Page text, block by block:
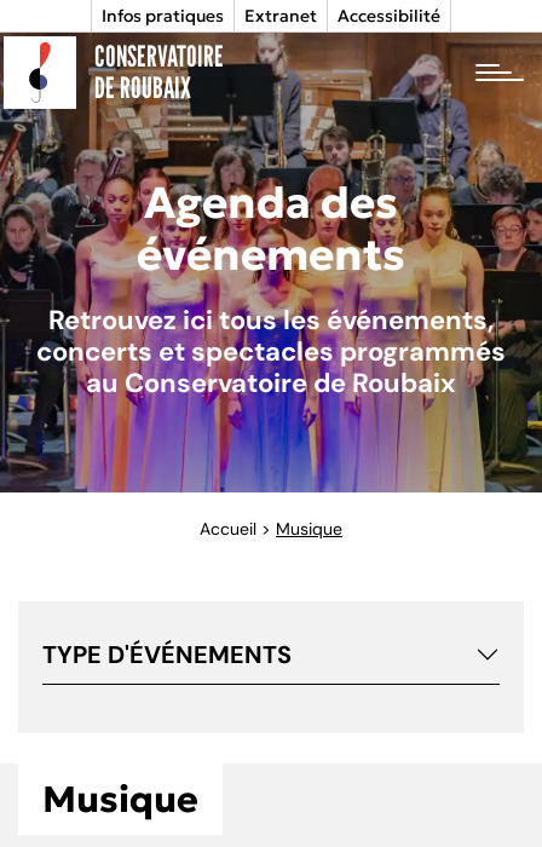
Infos pratiques Extranet Accessibilité
CONSERVATOIRE
DE ROUBAIX
Agenda des
événements
Retrouvez ici tous les événements,
concerts et spectacles programmés
au Conservatoire de Roubaix
Accueil > Musique
Musique
TYPE D'ÉVÉNEMENTS